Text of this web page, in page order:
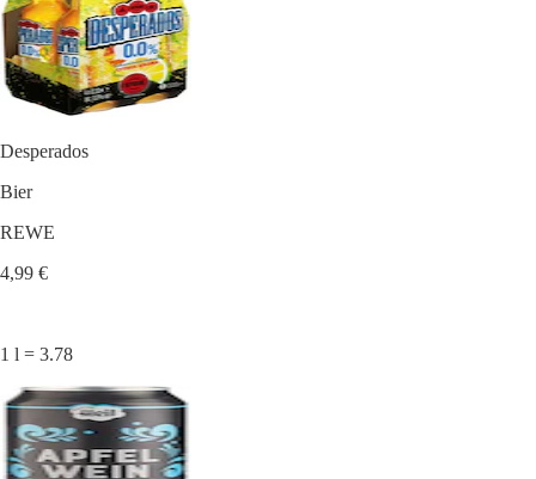
Desperados
Bier
REWE
4,99 €
1 l = 3.78